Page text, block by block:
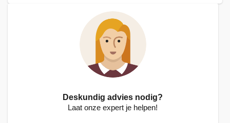
Deskundig advies nodig?
Laat onze expert je helpen!